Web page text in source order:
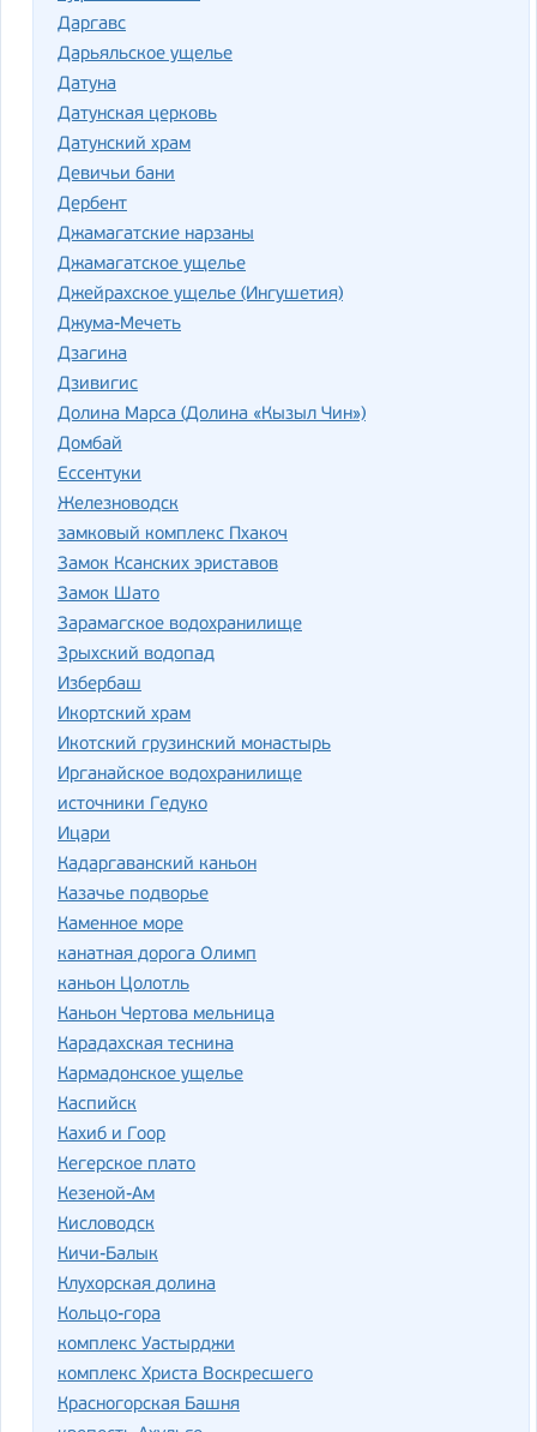
Даргавс
Дарьяльское ущелье
Датуна
Датунская церковь
Датунский храм
Девичьи бани
Дербент
Джамагатские нарзаны
Джамагатское ущелье
Джейрахское ущелье (Ингушетия)
Джума-Мечеть
Дзагина
Дзивигис
Долина Марса (Долина «Кызыл Чин»)
Домбай
Ессентуки
Железноводск
замковый комплекс Пхакоч
Замок Ксанских эриставов
Замок Шато
Зарамагское водохранилище
Зрыхский водопад
Избербаш
Икортский храм
Икотский грузинский монастырь
Ирганайское водохранилище
источники Гедуко
Ицари
Кадаргаванский каньон
Казачье подворье
Каменное море
канатная дорога Олимп
каньон Цолотль
Каньон Чертова мельница
Карадахская теснина
Кармадонское ущелье
Каспийск
Кахиб и Гоор
Кегерское плато
Кезеной-Ам
Кисловодск
Кичи-Балык
Клухорская долина
Кольцо-гора
комплекс Уастырджи
комплекс Христа Воскресшего
Красногорская Башня